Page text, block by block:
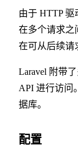
由于 HTTP 驱
在多个请求之
在可从后续请
Laravel 附带
API 进行访问
据库。
配置